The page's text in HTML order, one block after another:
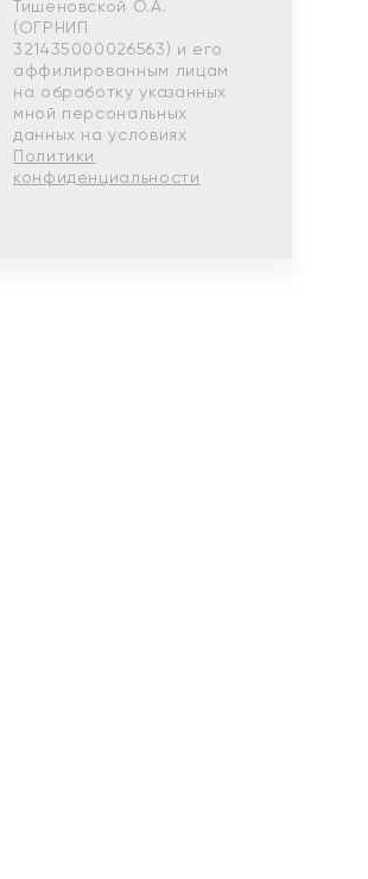
Тишеновской О.А.
(ОГРНИП
321435000026563) и его
аффилированным лицам
на обработку указанных
мной персональных
данных на условиях
Политики
конфиденциальности